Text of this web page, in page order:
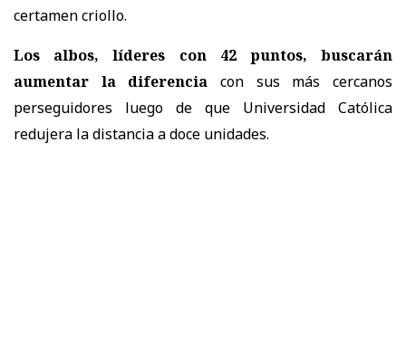
certamen criollo.
Los albos, líderes con 42 puntos, buscarán
aumentar la diferencia con sus más cercanos
perseguidores luego de que Universidad Católica
redujera la distancia a doce unidades.